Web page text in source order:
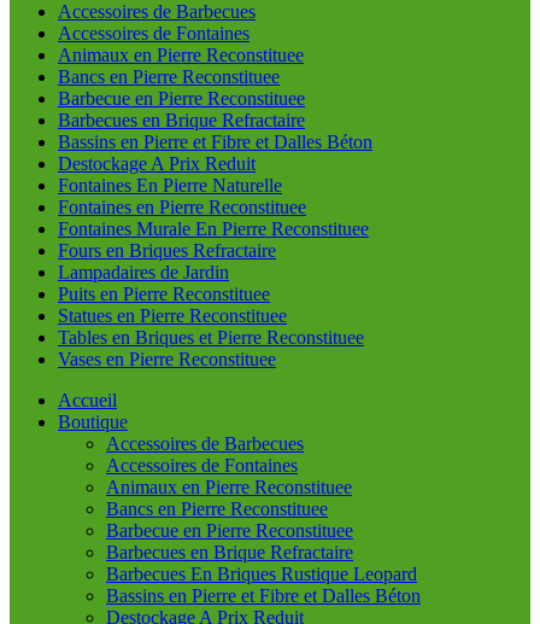
Accessoires de Barbecues
Accessoires de Fontaines
Animaux en Pierre Reconstituee
Bancs en Pierre Reconstituee
Barbecue en Pierre Reconstituee
Barbecues en Brique Refractaire
Bassins en Pierre et Fibre et Dalles Béton
Destockage A Prix Reduit
Fontaines En Pierre Naturelle
Fontaines en Pierre Reconstituee
Fontaines Murale En Pierre Reconstituee
Fours en Briques Refractaire
Lampadaires de Jardin
Puits en Pierre Reconstituee
Statues en Pierre Reconstituee
Tables en Briques et Pierre Reconstituee
Vases en Pierre Reconstituee
Accueil
Boutique
Accessoires de Barbecues
Accessoires de Fontaines
Animaux en Pierre Reconstituee
Bancs en Pierre Reconstituee
Barbecue en Pierre Reconstituee
Barbecues en Brique Refractaire
Barbecues En Briques Rustique Leopard
Bassins en Pierre et Fibre et Dalles Béton
Destockage A Prix Reduit